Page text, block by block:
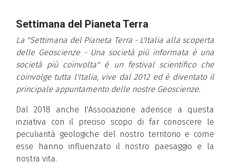
Settimana del Pianeta Terra
La "Settimana del Pianeta Terra - L'Italia alla scoperta
delle Geoscienze - Una società più informata è una
società più coinvolta" è un festival scientifico che
coinvolge tutta l'Italia, vive dal 2012 ed è diventato il
principale appuntamento delle nostre Geoscienze.
Dal 2018 anche l'Associazione aderisce a questa
inziativa con il preciso scopo di far conoscere le
peculiarità geologiche del nostro territorio e come
esse hanno influenzato il nostro paesaggio e la
nostra vita.